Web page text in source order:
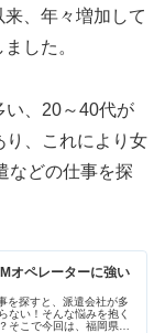
、年々増加して
した。
い、20～40代が
り、これにより女
などの仕事を探
オペレーターに強い
を探すと、派遣会社が多
ない！そんな悩みを抱く
そこで今回は、福岡県で